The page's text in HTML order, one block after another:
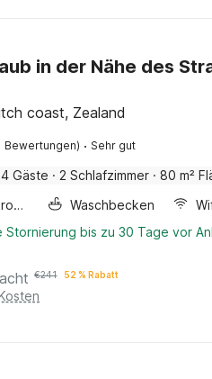
in der Nähe des
coast, Zealand
Bewertungen) · Sehr gut
4 Gäste · 2 Schlafzimmer · 80 m²
Kombi-mikrowelle
Waschbecken
Stornierung bis zu 30 Tage vor
€241 52 % Rabatt